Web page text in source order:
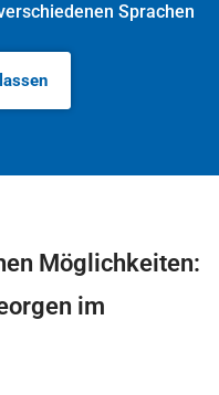
Sprachen
Möglichkeiten:
im